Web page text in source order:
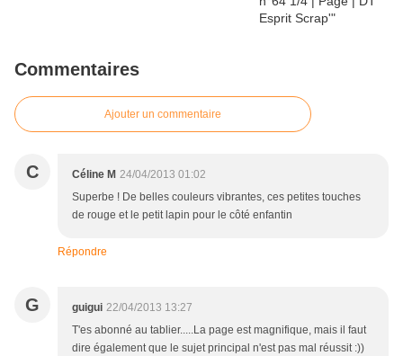
Commentaires
Ajouter un commentaire
C Céline M 24/04/2013 01:02
Superbe ! De belles couleurs vibrantes, ces petites touches
de rouge et le petit lapin pour le côté enfantin
Répondre
G guigui 22/04/2013 13:27
T'es abonné au tablier.....La page est magnifique, mais il faut
dire également que le sujet principal n'est pas mal réussit :))